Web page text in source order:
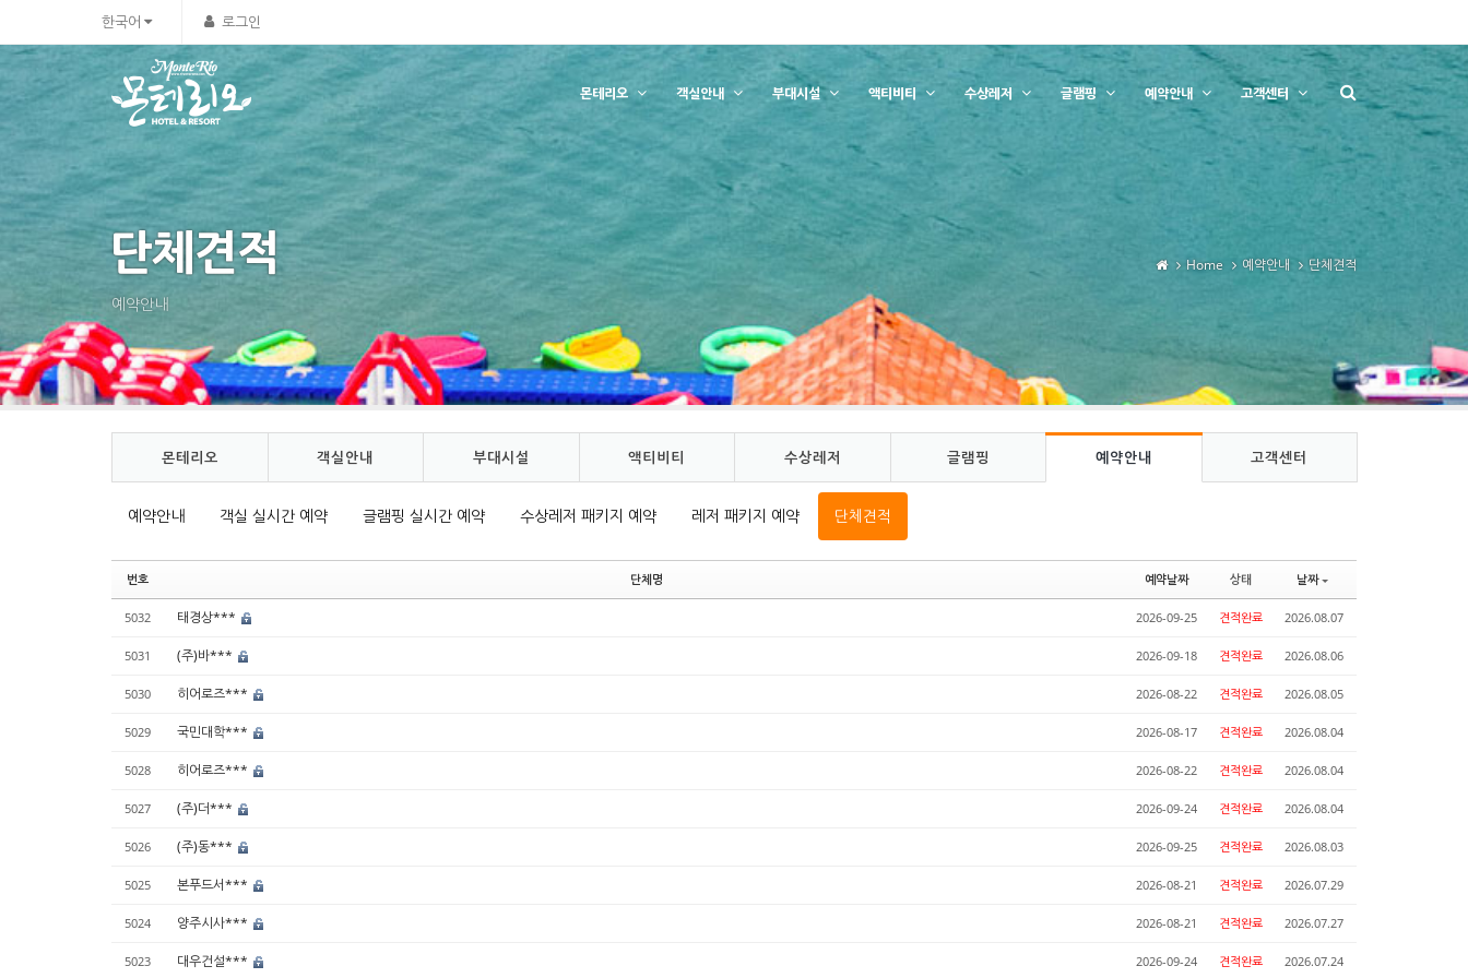
한국어 로그인
몬테리오 객실안내 부대시설 액티비티 수상레저 글램핑 예약안내 고객센터
단체견적
예약안내
Home 예약안내 단체견적
몬테리오 객실안내 부대시설 액티비티 수상레저 글램핑 예약안내 고객센터
예약안내 객실 실시간 예약 글램핑 실시간 예약 수상레저 패키지 예약 레저 패키지 예약 단체견적
번호 단체명 예약날짜 상태 날짜
5032 태경상*** 2026-09-25 견적완료 2026.08.07
5031 (주)바*** 2026-09-18 견적완료 2026.08.06
5030 히어로즈*** 2026-08-22 견적완료 2026.08.05
5029 국민대학*** 2026-08-17 견적완료 2026.08.04
5028 히어로즈*** 2026-08-22 견적완료 2026.08.04
5027 (주)더*** 2026-09-24 견적완료 2026.08.04
5026 (주)동*** 2026-09-25 견적완료 2026.08.03
5025 본푸드서*** 2026-08-21 견적완료 2026.07.29
5024 양주시사*** 2026-08-21 견적완료 2026.07.27
5023 대우건설*** 2026-09-24 견적완료 2026.07.24
Sketchbook5, 스케치북5